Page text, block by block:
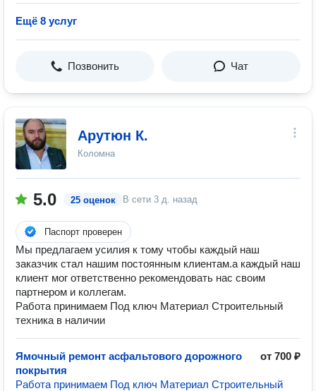
Ещё 8 услуг
Позвонить Чат
Арутюн К.
Коломна
5.0 25 оценок В сети 3 д. назад
Паспорт проверен
Мы предлагаем усилия к тому чтобы каждый наш
заказчик стал нашим постоянным клиентам.а каждый наш
клиент мог ответственно рекомендовать нас своим
партнером и коллегам.
Работа принимаем Под ключ Материал Строительный
техника в наличии
Ямочный ремонт асфальтового дорожного
покрытия
от 700 ₽
Работа принимаем Под ключ Материал Строительный